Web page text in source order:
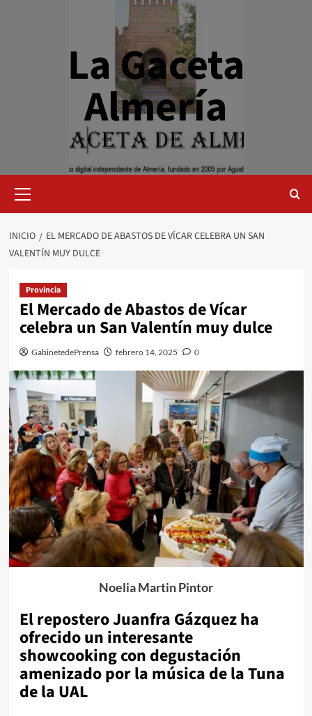
La Gaceta
Almería
primario
INICIO
EL MERCADO DE ABASTOS DE VÍCAR CELEBRA UN SAN
VALENTÍN MUY DULCE
Provincia
El Mercado de Abastos de Vícar
celebra un San Valentín muy dulce
GabinetedePrensa febrero 14, 2025 0
Noelia Martin Pintor
El repostero Juanfra Gázquez ha
ofrecido un interesante
showcooking con degustación
amenizado por la música de la Tuna
de la UAL